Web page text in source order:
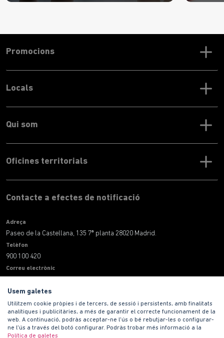
Promocions
Locals
Oficines territorials
Contacte a efectes de notificació
Adreça
Paseo de la Castellana, 135 7ª planta 28020 Madrid.
Telèfon
900 100 420
Correu electrònic
Qui som
Legal
Usem galetes
Utilitzem cookie pròpies i de tercers, de sessió i persistents, amb finalitats
analítiques i publicitàries, a més de garantir el correcte funcionament de la
web. A continuació, podràs acceptar-ne l'ús o bé rebutjar-les o configurar-
ne l'ús a través del botó configurar. Podràs trobar més informació a la
Política de galetes